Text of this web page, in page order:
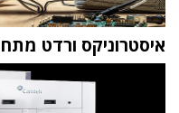
איסטרוניקס ורדט